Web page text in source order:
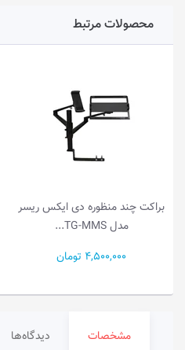
محصولات مرتبط
منظوره دی ایکس ریسر
مشخصات دیدگاه‌ها